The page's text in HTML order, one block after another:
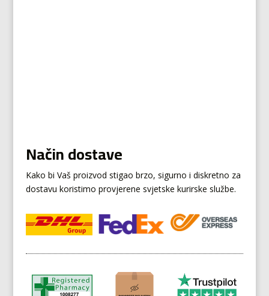
Način dostave
Kako bi Vaš proizvod stigao brzo, sigurno i diskretno za
dostavu koristimo provjerene svjetske kurirske službe.